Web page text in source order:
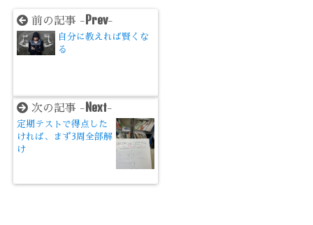
前の記事 - Prev-
自分に教えれば賢くな
る
次の記事 - Next-
定期テストで得点した
ければ、まず3周全部解
け